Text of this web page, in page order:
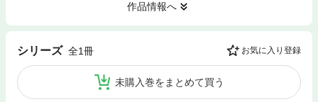
作品情報へ
シリーズ 全1冊 お気に入り登録
未購入巻をまとめて買う